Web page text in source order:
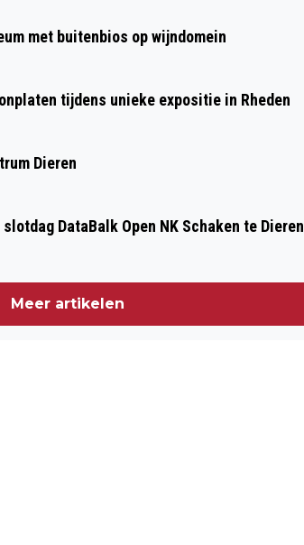
met buitenbios op wijndomein
tijdens unieke expositie in Rheden
Dieren
DataBalk Open NK Schaken te Dieren
Meer artikelen